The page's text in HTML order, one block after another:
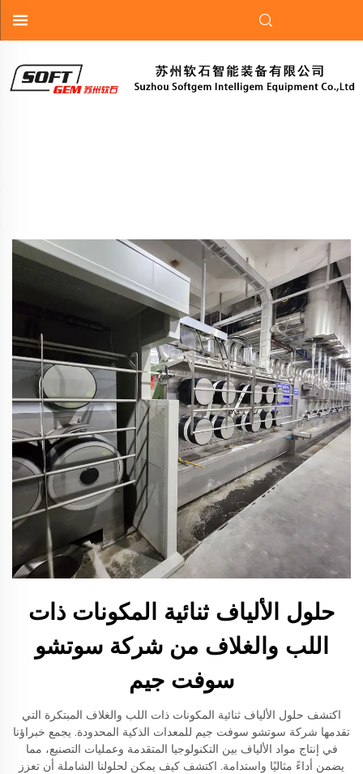
حلول الألياف ثنائية المكونات ذات
اللب والغلاف من شركة سوتشو
سوفت جيم
اكتشف حلول الألياف ثنائية المكونات ذات اللب والغلاف المبتكرة التي
تقدمها شركة سوتشو سوفت جيم للمعدات الذكية المحدودة. يجمع خبراؤنا
في إنتاج مواد الألياف بين التكنولوجيا المتقدمة وعمليات التصنيع، مما
يضمن أداءً مثاليًا واستدامة. اكتشف كيف يمكن لحلولنا الشاملة أن تعزز